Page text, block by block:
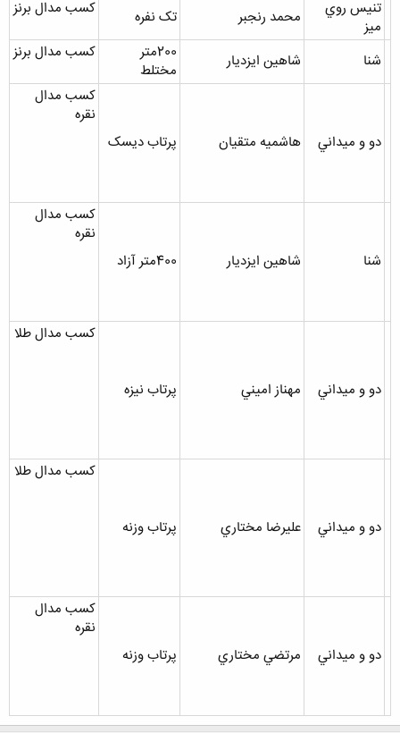
تنيس روي
ميز
محمد رنجبر تک نفره کسب مدال برنز
شنا شاهين ايزديار
200متر
مختلط
کسب مدال برنز
دو و ميداني هاشميه متقيان پرتاب ديسک
کسب مدال
نقره
شنا شاهين ايزديار 400متر آزاد
کسب مدال
نقره
دو و ميداني مهناز اميني پرتاب نيزه
کسب مدال طلا
دو و ميداني عليرضا مختاري پرتاب وزنه
کسب مدال طلا
دو و ميداني مرتضي مختاري پرتاب وزنه
کسب مدال
نقره